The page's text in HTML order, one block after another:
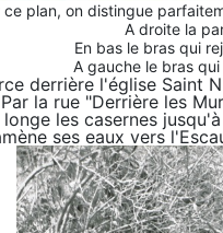
ce plan, on distingue
A droite la
En bas le bras qui
A gauche le bras
derrière l'église Saint
la rue "Derrière les
les casernes
ses eaux vers